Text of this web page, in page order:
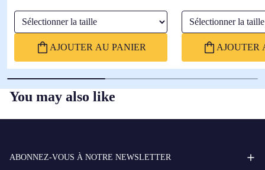
Sélectionner la taille
AJOUTER AU PANIER
Sélectionner la taille
AJOUTER
You may also like
ABONNEZ-VOUS À NOTRE NEWSLETTER